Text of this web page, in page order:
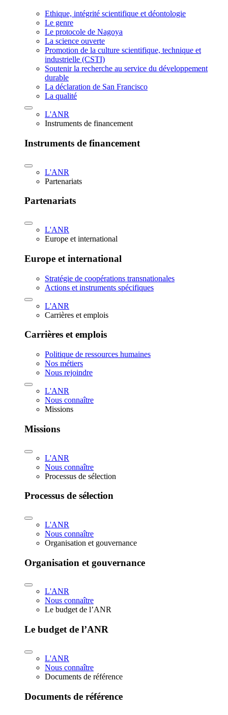
Ethique, intégrité scientifique et déontologie
Le genre
Le protocole de Nagoya
La science ouverte
Promotion de la culture scientifique, technique et
industrielle (CSTI)
Soutenir la recherche au service du développement
durable
La déclaration de San Francisco
La qualité
L'ANR
Instruments de financement
Instruments de financement
L'ANR
Partenariats
Partenariats
L'ANR
Europe et international
Europe et international
Stratégie de coopérations transnationales
Actions et instruments spécifiques
L'ANR
Carrières et emplois
Carrières et emplois
Politique de ressources humaines
Nos métiers
Nous rejoindre
L'ANR
Nous connaître
Missions
Missions
L'ANR
Nous connaître
Processus de sélection
Processus de sélection
L'ANR
Nous connaître
Organisation et gouvernance
Organisation et gouvernance
L'ANR
Nous connaître
Le budget de l’ANR
Le budget de l’ANR
L'ANR
Nous connaître
Documents de référence
Documents de référence